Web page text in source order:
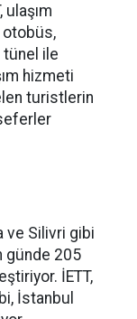
ulaşım
otobüs,
ile
hizmeti
turistlerin
ve Silivri gibi
günde 205
İETT,
İstanbul